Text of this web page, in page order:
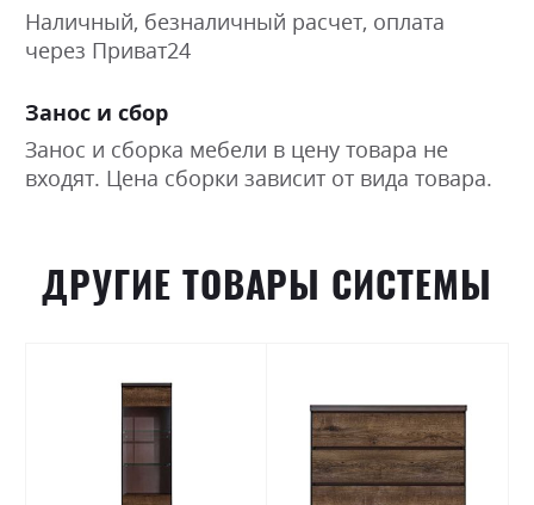
Наличный, безналичный расчет, оплата
через Приват24
Занос и сбор
Занос и сборка мебели в цену товара не
входят. Цена сборки зависит от вида товара.
ДРУГИЕ ТОВАРЫ СИСТЕМЫ